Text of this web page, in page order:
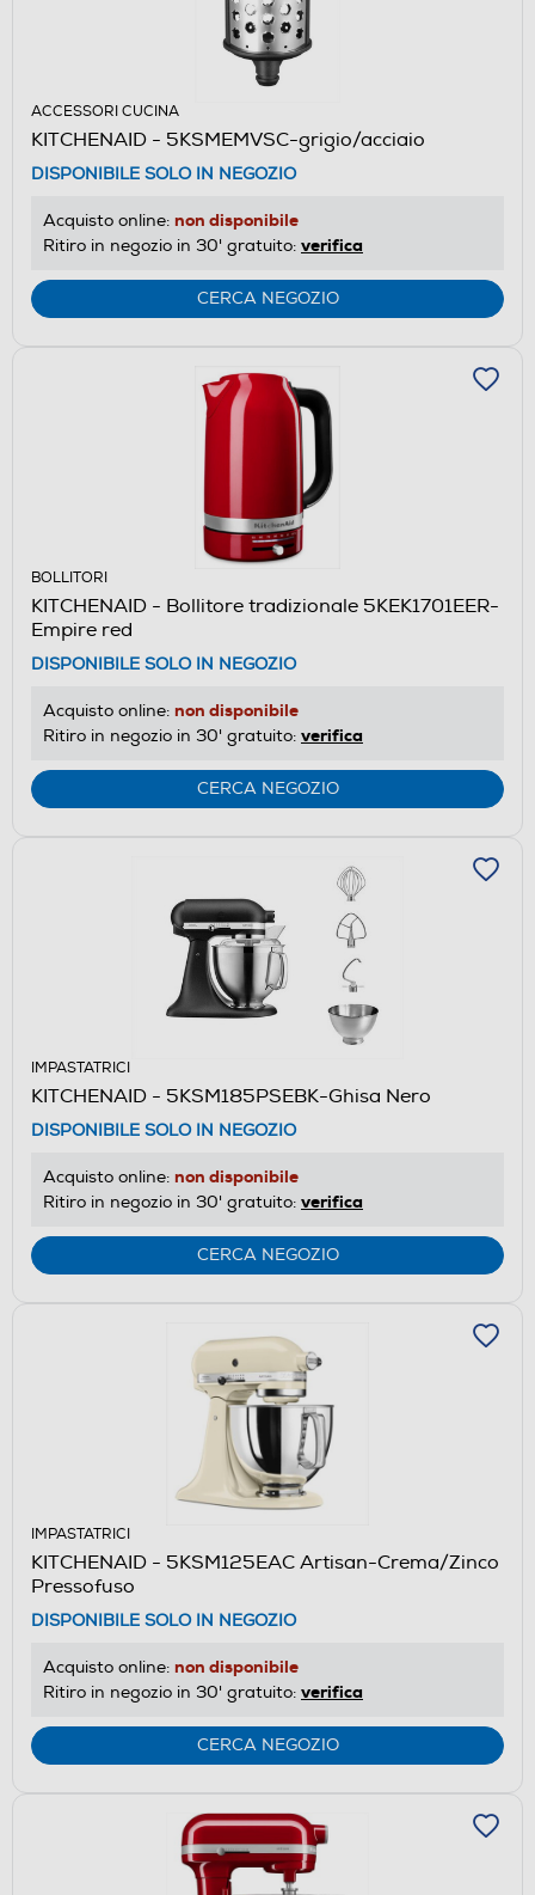
ACCESSORI CUCINA
KITCHENAID - 5KSMEMVSC-grigio/acciaio
DISPONIBILE SOLO IN NEGOZIO
Acquisto online: non disponibile
Ritiro in negozio in 30' gratuito: verifica
CERCA NEGOZIO
BOLLITORI
KITCHENAID - Bollitore tradizionale 5KEK1701EER-
Empire red
DISPONIBILE SOLO IN NEGOZIO
Acquisto online: non disponibile
Ritiro in negozio in 30' gratuito: verifica
CERCA NEGOZIO
IMPASTATRICI
KITCHENAID - 5KSM185PSEBK-Ghisa Nero
DISPONIBILE SOLO IN NEGOZIO
Acquisto online: non disponibile
Ritiro in negozio in 30' gratuito: verifica
CERCA NEGOZIO
IMPASTATRICI
KITCHENAID - 5KSM125EAC Artisan-Crema/Zinco
Pressofuso
DISPONIBILE SOLO IN NEGOZIO
Acquisto online: non disponibile
Ritiro in negozio in 30' gratuito: verifica
CERCA NEGOZIO